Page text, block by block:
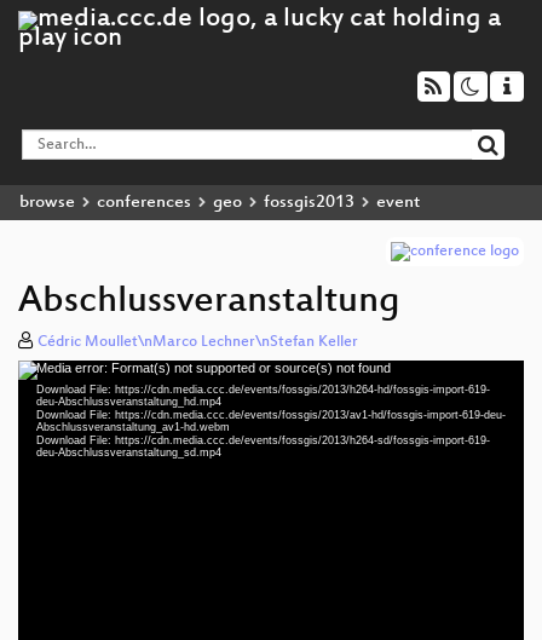
browse conferences geo fossgis2013 event
Abschlussveranstaltung
Cédric Moullet\nMarco Lechner\nStefan Keller
Video
Player
Media error: Format(s) not supported or source(s) not found
Download File: https://cdn.media.ccc.de/events/fossgis/2013/h264-hd/fossgis-import-619-
deu-Abschlussveranstaltung_hd.mp4
Download File: https://cdn.media.ccc.de/events/fossgis/2013/av1-hd/fossgis-import-619-deu-
Abschlussveranstaltung_av1-hd.webm
Download File: https://cdn.media.ccc.de/events/fossgis/2013/h264-sd/fossgis-import-619-
deu-Abschlussveranstaltung_sd.mp4